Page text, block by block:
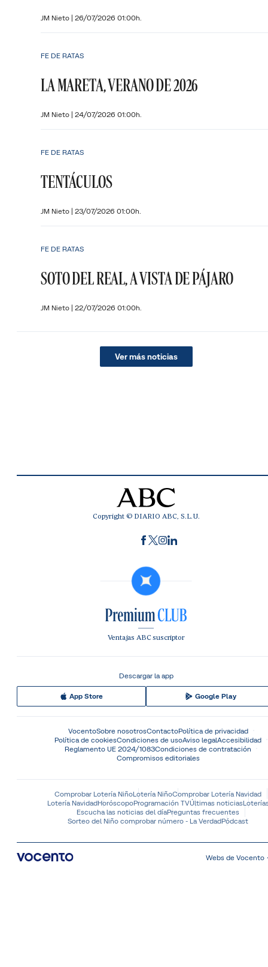
JM Nieto | 26/07/2026 01:00h.
FE DE RATAS
LA MARETA, VERANO DE 2026
JM Nieto | 24/07/2026 01:00h.
FE DE RATAS
TENTÁCULOS
JM Nieto | 23/07/2026 01:00h.
FE DE RATAS
SOTO DEL REAL, A VISTA DE PÁJARO
JM Nieto | 22/07/2026 01:00h.
Ver más noticias
Copyright © DIARIO ABC, S.L.U.
Ventajas ABC suscriptor
Descargar la app
App Store Google Play
VocentoSobre nosotrosContactoPolítica de privacidad
Política de cookiesCondiciones de usoAviso legalAccesibilidad
Reglamento UE 2024/1083Condiciones de contratación
Compromisos editoriales
Comprobar Lotería NiñoLotería NiñoComprobar Lotería Navidad
Lotería NavidadHoróscopoProgramación TVÚltimas noticias
Escucha las noticias del díaPreguntas frecuentes
Sorteo del Niño comprobar número - La VerdadPódcast
Webs de Vocento